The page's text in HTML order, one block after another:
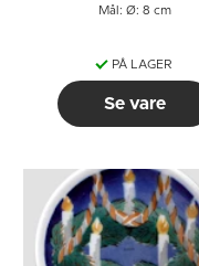
Mål: Ø: 8 cm
PÅ LAGER
Se vare